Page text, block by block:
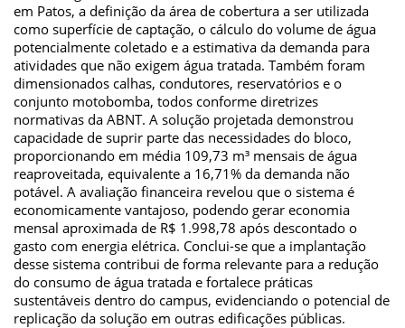
em Patos, a definição da área de cobertura a ser utilizada
como superfície de captação, o cálculo do volume de água
potencialmente coletado e a estimativa da demanda para
atividades que não exigem água tratada. Também foram
dimensionados calhas, condutores, reservatórios e o
conjunto motobomba, todos conforme diretrizes
normativas da ABNT. A solução projetada demonstrou
capacidade de suprir parte das necessidades do bloco,
proporcionando em média 109,73 m³ mensais de água
reaproveitada, equivalente a 16,71% da demanda não
potável. A avaliação financeira revelou que o sistema é
economicamente vantajoso, podendo gerar economia
mensal aproximada de R$ 1.998,78 após descontado o
gasto com energia elétrica. Conclui-se que a implantação
desse sistema contribui de forma relevante para a redução
do consumo de água tratada e fortalece práticas
sustentáveis dentro do campus, evidenciando o potencial de
replicação da solução em outras edificações públicas.